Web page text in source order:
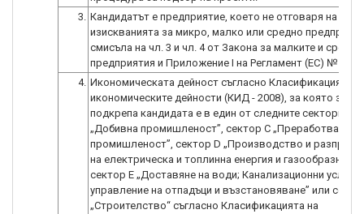
3. Кандидатът е предприятие, което не отговаря на
изискванията за микро, малко или средно
смисъла на чл. 3 и чл. 4 от Закона за малките и средни
предприятия и Приложение I на Регламент (ЕС) № 651/
4. Икономическата дейност съгласно Класификацията
икономическите дейности (КИД - 2008), за която
подкрепа кандидата е в един от следните сектори:
„Добивна промишленост”, сектор C „Преработваща
промишленост”, сектор D „Производство и
на електрическа и топлинна енергия и газообразни
сектор E „Доставяне на води; Канализационни услуги,
управление на отпадъци и възстановяване” или
„Строителство“ съгласно Класификацията на